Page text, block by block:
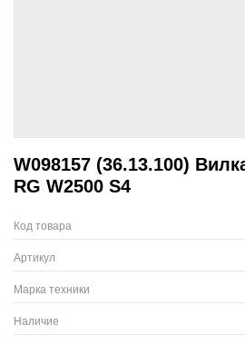
W098157 (36.13.100)
RG W2500 S4
Код товара
Артикул
Марка техники
Наличие